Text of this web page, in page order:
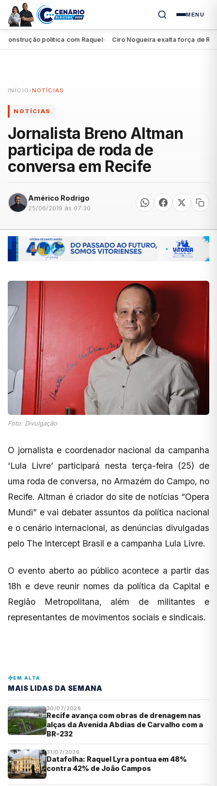
MENU
política com Raquel● Ciro Nogueira exalta força de
INÍCIO › NOTÍCIAS
NOTÍCIAS
Jornalista Breno Altman
participa de roda de
conversa em Recife
Américo Rodrigo
25/06/2019 às 07:30
Foto: Divulgação
O jornalista e coordenador nacional da campanha
‘Lula Livre’ participará nesta terça-feira (25) de
uma roda de conversa, no Armazém do Campo, no
Recife. Altman é criador do site de notícias “Opera
Mundi” e vai debater assuntos da política nacional
e o cenário internacional, as denúncias divulgadas
pelo The Intercept Brasil e a campanha Lula Livre.
O evento aberto ao público acontece a partir das
18h e deve reunir nomes da política da Capital e
Região Metropolitana, além de militantes e
representantes de movimentos sociais e sindicais.
EM ALTA
MAIS LIDAS DA SEMANA
30/07/2026
Recife avança com obras de drenagem nas
alças da Avenida Abdias de Carvalho com a
BR-232
31/07/2026
Datafolha: Raquel Lyra pontua em 48%
contra 42% de João Campos